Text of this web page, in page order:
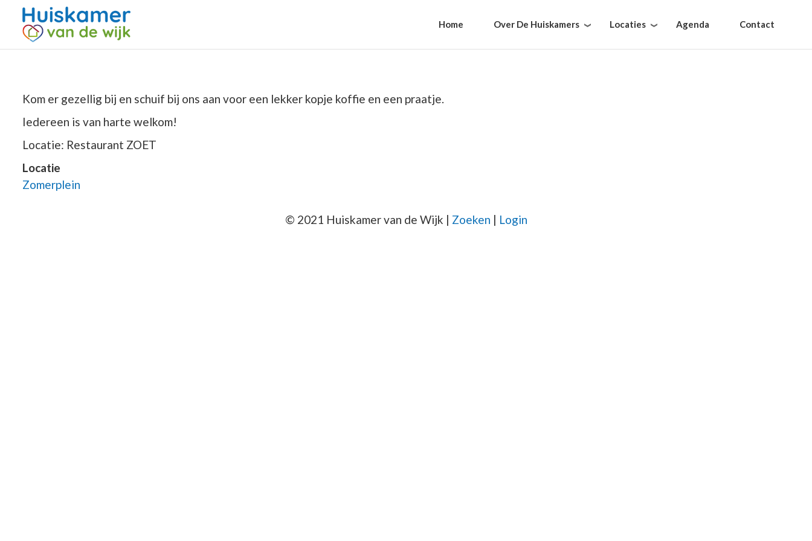
Home Over De Huiskamers Locaties Agenda Contact
Kom er gezellig bij en schuif bij ons aan voor een lekker kopje koffie en een praatje.
Iedereen is van harte welkom!
Locatie: Restaurant ZOET
Locatie
Zomerplein
© 2021 Huiskamer van de Wijk | Zoeken | Login